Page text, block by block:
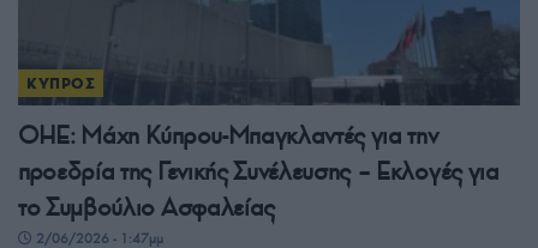
ΚΥΠΡΟΣ
ΟΗΕ: Μάχη Κύπρου-Μπαγκλαντές για την
προεδρία της Γενικής Συνέλευσης – Εκλογές για
το Συμβούλιο Ασφαλείας
2/06/2026 - 1:47μμ